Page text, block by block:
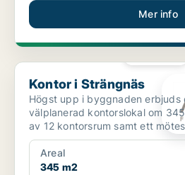
Mer info
Kontor i Strängnäs
Kontor i Strängnäs
Högst upp i byggnaden erbjuds
välplanerad kontorslokal om
av 12 kontorsrum samt ett
möjligheter...
Areal
345 m2